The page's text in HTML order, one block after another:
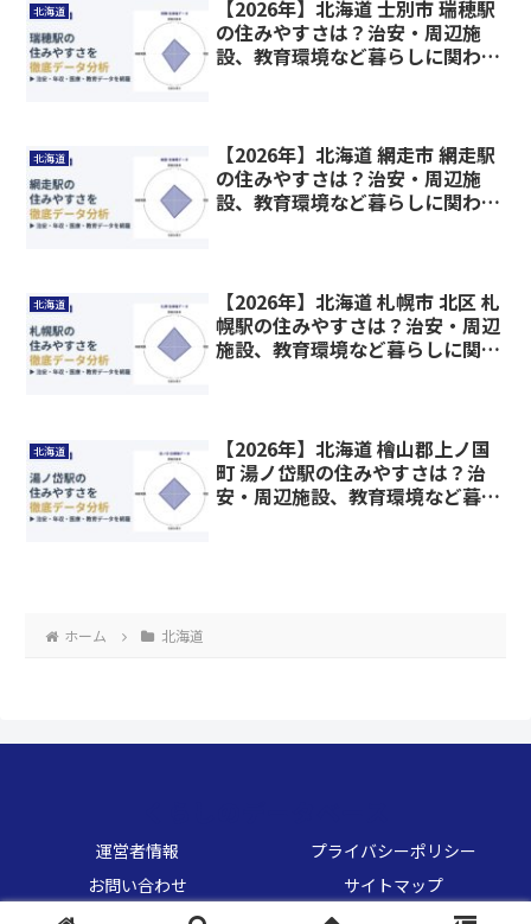
北海道
【2026年】北海道 士別市 瑞穂駅
の住みやすさは？治安・周辺施
設、教育環境など暮らしに関わる
北海道
【2026年】北海道 網走市 網走駅
の住みやすさは？治安・周辺施
設、教育環境など暮らしに関わる
北海道
【2026年】北海道 札幌市 北区 札
幌駅の住みやすさは？治安・周辺
施設、教育環境など暮らしに関わ
北海道
【2026年】北海道 檜山郡上ノ国
町 湯ノ岱駅の住みやすさは？治
安・周辺施設、教育環境など暮ら
ホーム 北海道
運営者情報
プライバシーポリシー
お問い合わせ
サイトマップ